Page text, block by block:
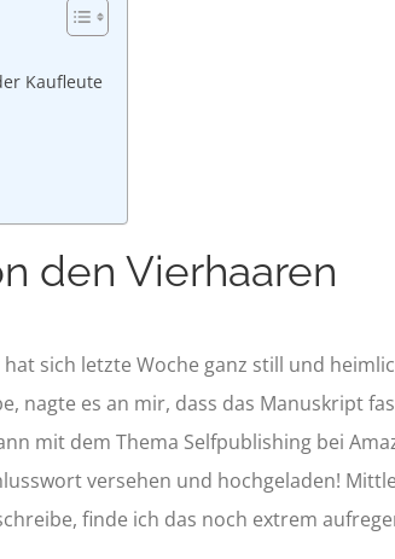
Kaufleute
den Vierhaaren
sich letzte Woche ganz still und
nagte es an mir, dass das
mit dem Thema Selfpublishing bei
versehen und hochgeladen!
finde ich das noch extrem